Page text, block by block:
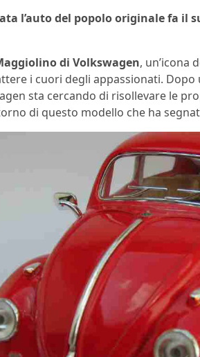
l’auto del popolo originale fa
di Volkswagen, un’icona
i cuori degli appassionati.
sta cercando di risollevare le
di questo modello che ha